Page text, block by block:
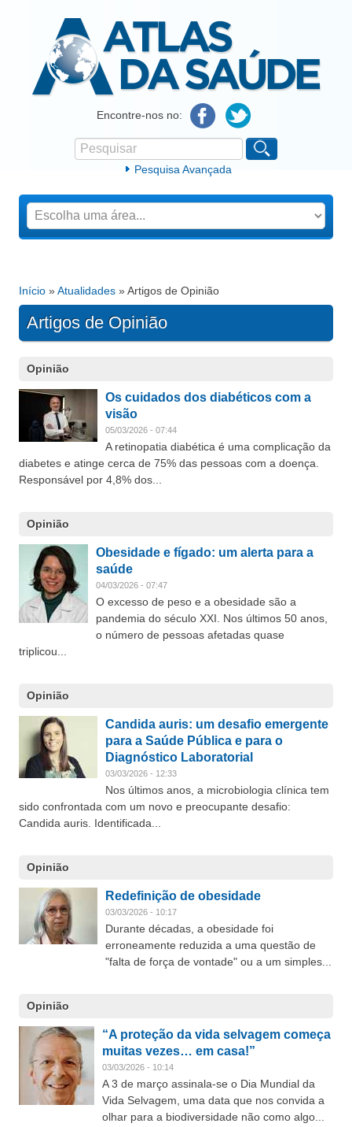
Atlas da SaúdeEncontre-nos no:
Formulário de procura
Pesquisar
Pesquisa Avançada
Está aqui
Início »Atualidades » Artigos de Opinião
Artigos de Opinião
Opinião
Os cuidados dos diabéticos com a
visão
05/03/2026 - 07:44
A retinopatia diabética é uma complicação da
diabetes e atinge cerca de 75% das pessoas com a doença.
Responsável por 4,8% dos...
Opinião
Obesidade e fígado: um alerta para a
saúde
04/03/2026 - 07:47
O excesso de peso e a obesidade são a
pandemia do século XXI. Nos últimos 50 anos,
o número de pessoas afetadas quase
triplicou...
Opinião
Candida auris: um desafio emergente
para a Saúde Pública e para o
Diagnóstico Laboratorial
03/03/2026 - 12:33
Nos últimos anos, a microbiologia clínica tem
sido confrontada com um novo e preocupante desafio:
Candida auris. Identificada...
Opinião
Redefinição de obesidade
03/03/2026 - 10:17
Durante décadas, a obesidade foi
erroneamente reduzida a uma questão de
"falta de força de vontade" ou a um simples...
Opinião
“A proteção da vida selvagem começa
muitas vezes… em casa!”
03/03/2026 - 10:14
A 3 de março assinala-se o Dia Mundial da
Vida Selvagem, uma data que nos convida a
olhar para a biodiversidade não como algo...